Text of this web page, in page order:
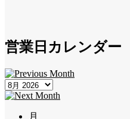
営業日カレンダー
月